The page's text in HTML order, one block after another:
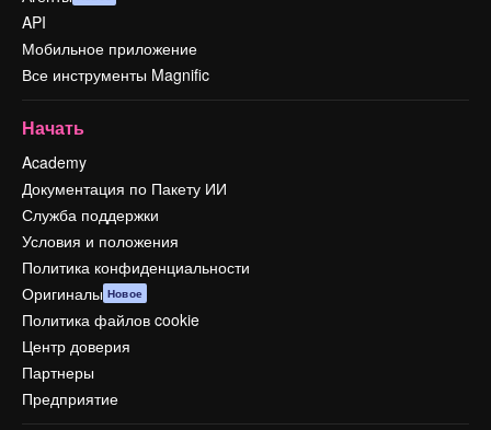
API
Мобильное приложение
Все инструменты Magnific
Начать
Academy
Документация по Пакету ИИ
Служба поддержки
Условия и положения
Политика конфиденциальности
Оригиналы Новое
Политика файлов cookie
Центр доверия
Партнеры
Предприятие